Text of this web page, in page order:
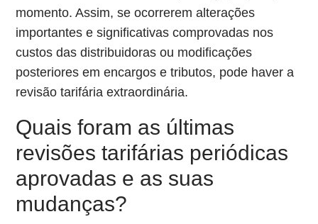
momento. Assim, se ocorrerem alterações
importantes e significativas comprovadas nos
custos das distribuidoras ou modificações
posteriores em encargos e tributos, pode haver a
revisão tarifária extraordinária.
Quais foram as últimas
revisões tarifárias periódicas
aprovadas e as suas
mudanças?